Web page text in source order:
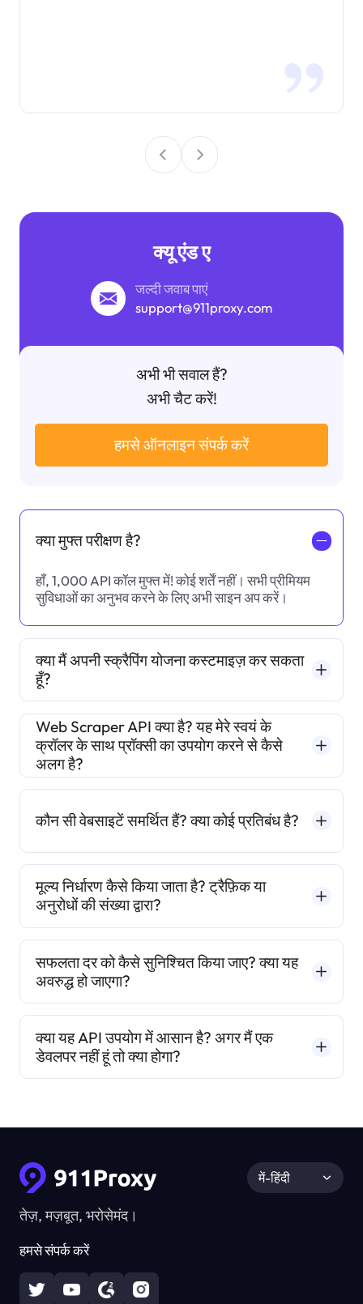
क्यू एंड ए
जल्दी जवाब पाएं
support@911proxy.com
अभी भी सवाल हैं?
अभी चैट करें!
हमसे ऑनलाइन संपर्क करें
क्या मुफ्त परीक्षण है? 一
हाँ, 1,000 API कॉल मुफ्त में! कोई शर्तें नहीं। सभी प्रीमियम
सुविधाओं का अनुभव करने के लिए अभी साइन अप करें।
क्या मैं अपनी स्क्रैपिंग योजना कस्टमाइज़ कर सकता
हूँ?
Web Scraper API क्या है? यह मेरे स्वयं के
क्रॉलर के साथ प्रॉक्सी का उपयोग करने से कैसे
अलग है?
कौन सी वेबसाइटें समर्थित हैं? क्या कोई प्रतिबंध है?
मूल्य निर्धारण कैसे किया जाता है? ट्रैफ़िक या
अनुरोधों की संख्या द्वारा?
सफलता दर को कैसे सुनिश्चित किया जाए? क्या यह
अवरुद्ध हो जाएगा?
क्या यह API उपयोग में आसान है? अगर मैं एक
डेवलपर नहीं हूं तो क्या होगा?
तेज़, मज़बूत, भरोसेमंद।
हमसे संपर्क करें
में-हिंदी